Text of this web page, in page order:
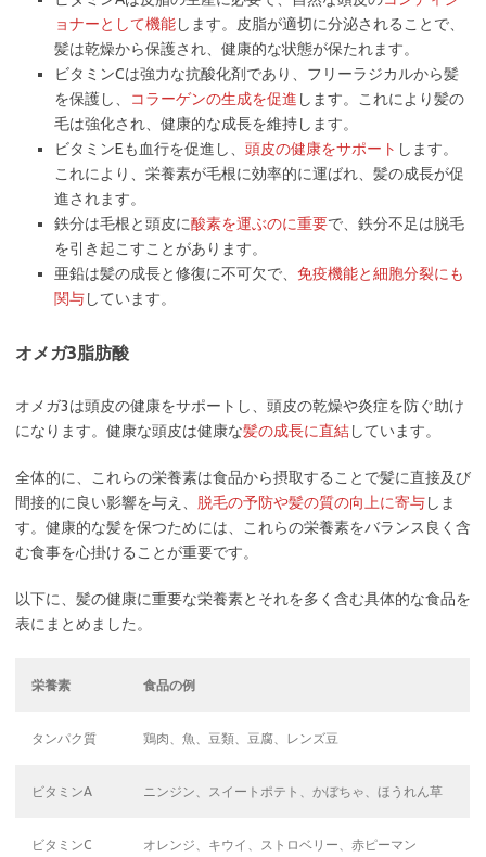
ョナーとして機能します。皮脂が適切に分泌されることで、
髪は乾燥から保護され、健康的な状態が保たれます。
ビタミンCは強力な抗酸化剤であり、フリーラジカルから髪
を保護し、
コラーゲンの生成を促進 します。これにより髪の
毛は強化され、健康的な成長を維持します。
ビタミンEも血行を促進し、 頭皮の健康をサポート します。
これにより、栄養素が毛根に効率的に運ばれ、髪の成長が促
進されます。
鉄分は毛根と頭皮に酸素を運ぶのに重要で、鉄分不足は脱毛
を引き起こすことがあります。
亜鉛は髪の成長と修復に不可欠で、 免疫機能と細胞分裂にも
関与しています。
オメガ3脂肪酸
オメガ3は頭皮の健康をサポートし、頭皮の乾燥や炎症を防ぐ助け
になります。健康な頭皮は健康な髪の成長に直結しています。
全体的に、これらの栄養素は食品から摂取することで髪に直接及び
間接的に良い影響を与え、 脱毛の予防や髪の質の向上に寄与しま
す。健康的な髪を保つためには、これらの栄養素をバランス良く含
む食事を心掛けることが重要です。
以下に、髪の健康に重要な栄養素とそれを多く含む具体的な食品を
表にまとめました。
栄養素 食品の例
タンパク質 鶏肉、魚、豆類、豆腐、レンズ豆
ビタミンA ニンジン、スイートポテト、かぼちゃ、ほうれん草
ビタミンC オレンジ、キウイ、ストロベリー、赤ピーマン